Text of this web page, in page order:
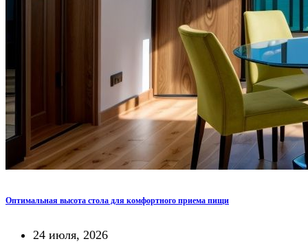
Оптимальная высота стола для комфортного приема пищи
24 июля, 2026